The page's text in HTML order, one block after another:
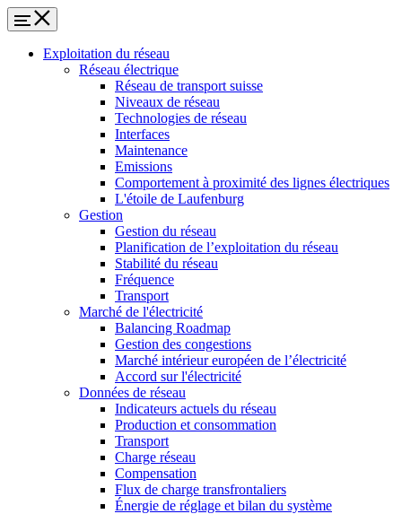
Exploitation du réseau
Réseau électrique
Réseau de transport suisse
Niveaux de réseau
Technologies de réseau
Interfaces
Maintenance
Emissions
Comportement à proximité des lignes électriques
L'étoile de Laufenburg
Gestion
Gestion du réseau
Planification de l’exploitation du réseau
Stabilité du réseau
Fréquence
Transport
Marché de l'électricité
Balancing Roadmap
Gestion des congestions
Marché intérieur européen de l’électricité
Accord sur l'électricité
Données de réseau
Indicateurs actuels du réseau
Production et consommation
Transport
Charge réseau
Compensation
Flux de charge transfrontaliers
Énergie de réglage et bilan du système